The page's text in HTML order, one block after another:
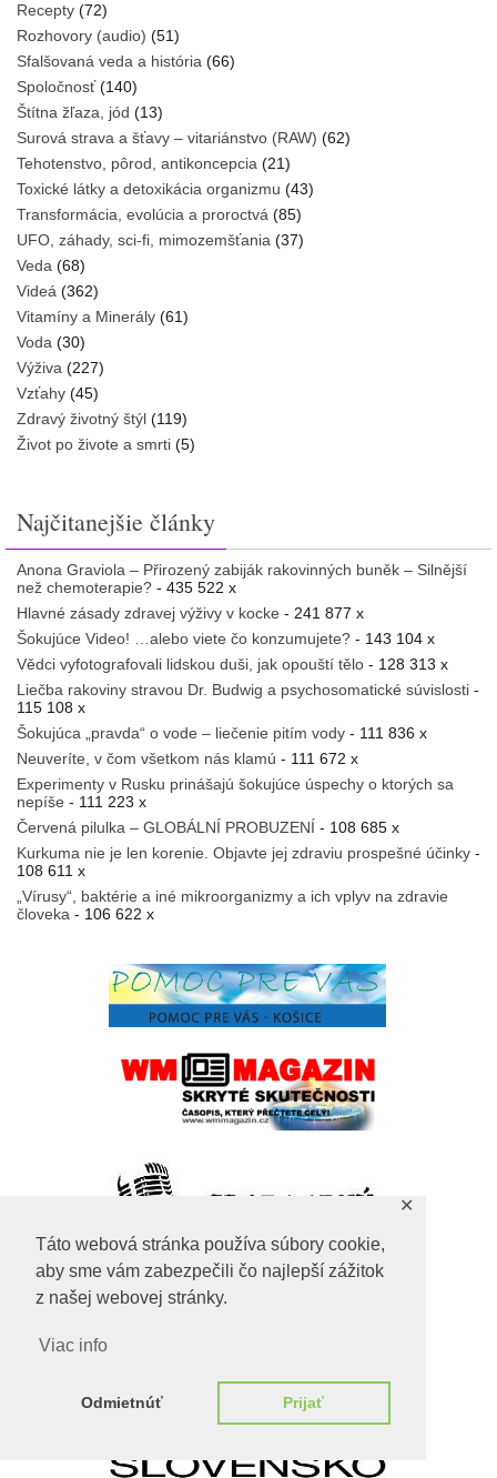
Táto webová stránka používa súbory cookie,
aby sme vám zabezpečili čo najlepší zážitok
z našej webovej stránky.
Viac info
Odmietnúť Prijať
✕
Recepty (72)
Rozhovory (audio) (51)
Sfalšovaná veda a história (66)
Spoločnosť(140)
Štítna žľaza, jód (13)
Surová strava a šťavy – vitariánstvo (RAW) (62)
Tehotenstvo, pôrod, antikoncepcia (21)
Toxické látky a detoxikácia organizmu (43)
Transformácia, evolúcia a proroctvá (85)
UFO, záhady, sci-fi, mimozemšťania (37)
Veda (68)
Videá (362)
Vitamíny a Minerály (61)
Voda (30)
Výživa (227)
Vzťahy (45)
Zdravý životný štýl (119)
Život po živote a smrti (5)
Najčitanejšie články
Anona Graviola – Přirozený zabiják rakovinných buněk – Silnější
než chemoterapie? - 435 522 x
Hlavné zásady zdravej výživy v kocke - 241 877 x
Šokujúce Video! …alebo viete čo konzumujete? - 143 104 x
Vědci vyfotografovali lidskou duši, jak opouští tělo - 128 313 x
Liečba rakoviny stravou Dr. Budwig a psychosomatické súvislosti -
115 108 x
Šokujúca „pravda“ o vode – liečenie pitím vody - 111 836 x
Neuveríte, v čom všetkom nás klamú - 111 672 x
Experimenty v Rusku prinášajú šokujúce úspechy o ktorých sa
nepíše - 111 223 x
Červená pilulka – GLOBÁLNÍ PROBUZENÍ - 108 685 x
Kurkuma nie je len korenie. Objavte jej zdraviu prospešné účinky -
108 611 x
„Vírusy“, baktérie a iné mikroorganizmy a ich vplyv na zdravie
človeka - 106 622 x